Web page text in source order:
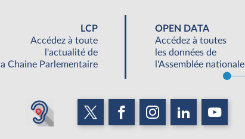
LCP
Accédez à toute
l'actualité de
la Chaine Parlementaire
OPEN DATA
Accédez à toutes
les données de
l'Assemblée nationale